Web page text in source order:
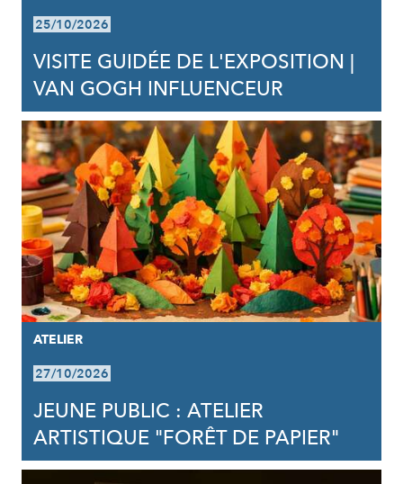
25/10/2026
VISITE GUIDÉE DE L'EXPOSITION |
VAN GOGH INFLUENCEUR
ATELIER
27/10/2026
JEUNE PUBLIC : ATELIER
ARTISTIQUE "FORÊT DE PAPIER"